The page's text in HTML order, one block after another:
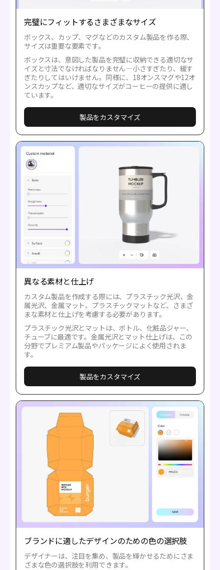
完璧にフィットするさまざまなサイズ
ボックス、カップ、マグなどのカスタム製品を作る際、
サイズは重要な要素です。
ボックスは、意図した製品を完璧に収納できる適切なサ
イズと寸法でなければなりません—小さすぎたり、緩す
ぎたりしてはいけません。同様に、18オンスマグや12オ
ンスカップなど、適切なサイズがコーヒーの提供に適し
ています。
製品をカスタマイズ
異なる素材と仕上げ
カスタム製品を作成する際には、プラスチック光沢、金
属光沢、金属マット、プラスチックマットなど、さまざ
まな素材と仕上げを考慮する必要があります。
プラスチック光沢とマットは、ボトル、化粧品ジャー、
チューブに最適です。金属光沢とマット仕上げは、この
分野でプレミアム製品やパッケージによく使用されま
す。
製品をカスタマイズ
ブランドに適したデザインのための色の選択肢
デザイナーは、注目を集め、製品を輝かせるためにさま
ざまな色の選択肢を利用できます。